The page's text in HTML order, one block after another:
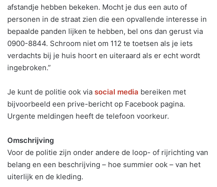
afstandje hebben bekeken. Mocht je dus een auto of
personen in de straat zien die een opvallende interesse in
bepaalde panden lijken te hebben, bel ons dan gerust via
0900-8844. Schroom niet om 112 te toetsen als je iets
verdachts bij je huis hoort en uiteraard als er echt wordt
ingebroken.”
Je kunt de politie ook via social media bereiken met
bijvoorbeeld een prive-bericht op Facebook pagina.
Urgente meldingen heeft de telefoon voorkeur.
Omschrijving
Voor de politie zijn onder andere de loop- of rijrichting van
belang en een beschrijving – hoe summier ook – van het
uiterlijk en de kleding.